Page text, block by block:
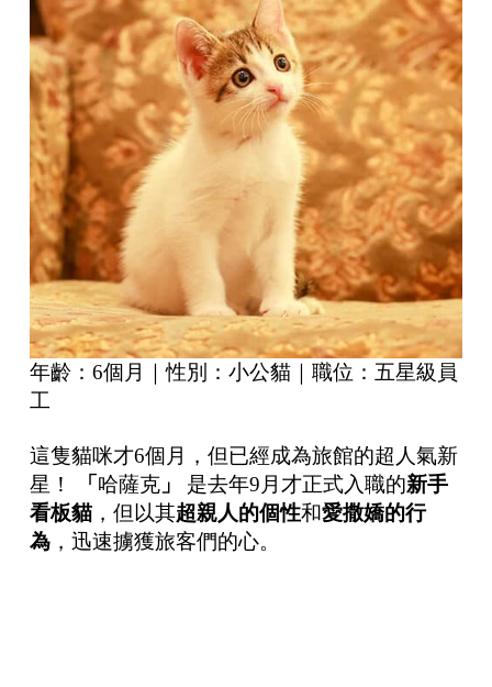
年齡：6個月｜性別：小公貓｜職位：五星級員
工
這隻貓咪才6個月，但已經成為旅館的超人氣新
星！
「 哈薩克」 是去年9月才正式入職的新手
看板貓，但以其超親人的個性和愛撒嬌的行
為，迅速擄獲旅客們的心。